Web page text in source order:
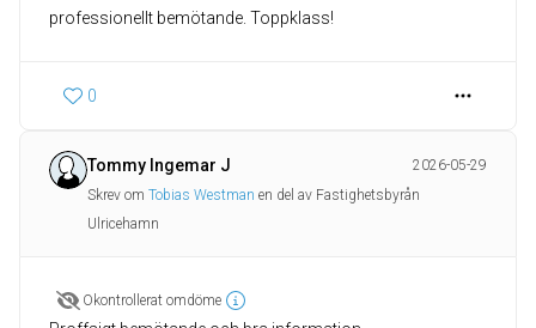
professionellt bemötande. Toppklass!
0
Tommy Ingemar J
2026-05-29
Skrev om Tobias Westman en del av Fastighetsbyrån
Ulricehamn
Okontrollerat omdöme